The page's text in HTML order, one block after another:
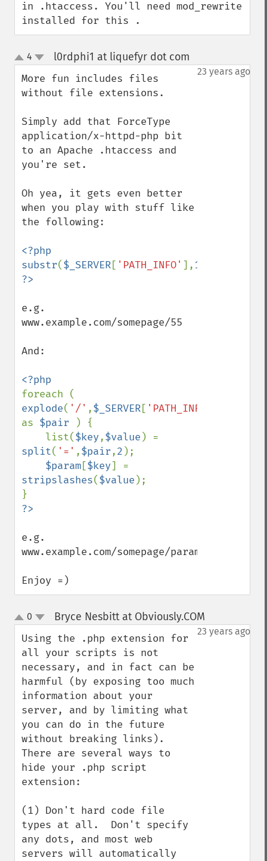
in .htaccess. You'll need mod_rewrite
installed for this .
up
down
4 l0rdphi1 at liquefyr dot com
23 years ago
More fun includes files
without file extensions.
Simply add that ForceType
application/x-httpd-php bit
to an Apache .htaccess and
you're set.
Oh yea, it gets even better
when you play with stuff like
the following:
<?php
substr($_SERVER[ 'PATH_INFO' ],1
e.g.
www.example.com/somepage/55
And:
explode( '/' ,$_SERVER[ 'PATH_INFO'
as $pair
) {
    list(
$key,$value
split( '=' ,$pair,2 );
$param[$key
stripslashes($value );
e.g.
www.example.com/somepage/param1=value1/
Enjoy =)
up
down
0 Bryce Nesbitt at Obviously.COM
23 years ago
Using the .php extension for
all your scripts is not
necessary, and in fact can be
harmful (by exposing too much
information about your
server, and by limiting what
you can do in the future
without breaking links).
There are several ways to
hide your .php script
extension:
(1) Don't hard code file
types at all.  Don't specify
any dots, and most web
servers will automatically